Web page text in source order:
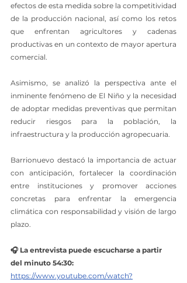
efectos de esta medida sobre la competitividad
de la producción nacional, así como los retos
que enfrentan agricultores y cadenas
productivas en un contexto de mayor apertura
comercial.
Asimismo, se analizó la perspectiva ante el
inminente fenómeno de El Niño y la necesidad
de adoptar medidas preventivas que permitan
reducir riesgos para la población, la
infraestructura y la producción agropecuaria.
Barrionuevo destacó la importancia de actuar
con anticipación, fortalecer la coordinación
entre instituciones y promover acciones
concretas para enfrentar la emergencia
climática con responsabilidad y visión de largo
plazo.
🎧 La entrevista puede escucharse a partir
del minuto 54:30:
https://www.youtube.com/watch?